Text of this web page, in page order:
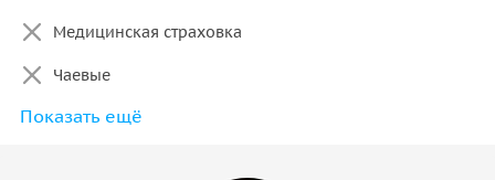
Медицинская страховка
Чаевые
Алкогольные напитки
Показать ещё